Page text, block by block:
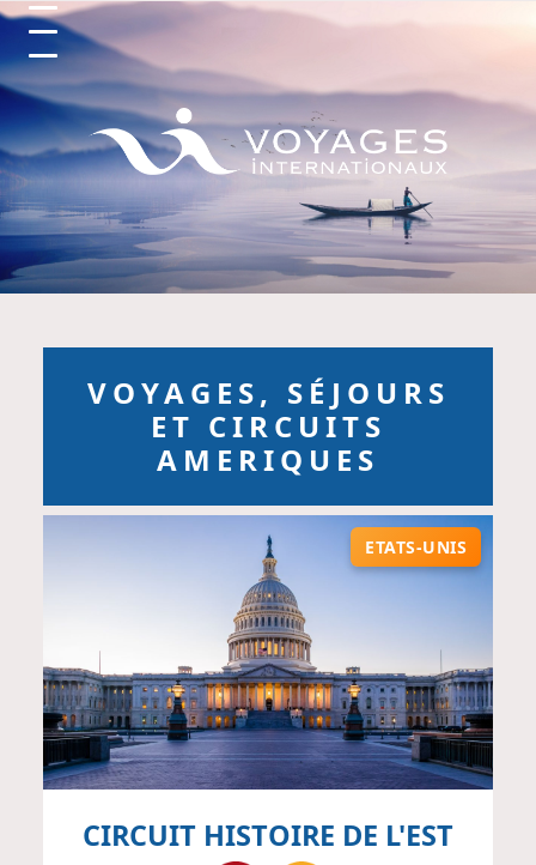
Circuits et Séjours en France,
VOYAGES, SÉJOURS
ET CIRCUITS
AMERIQUES
ETATS-UNIS
CIRCUIT HISTOIRE DE L'EST